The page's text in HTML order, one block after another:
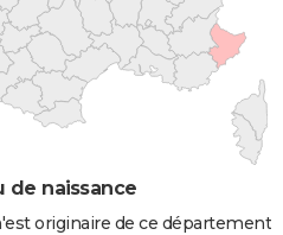
de naissance
originaire de ce département